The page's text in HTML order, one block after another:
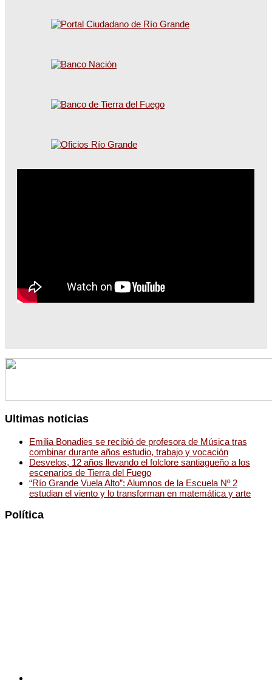
Ultimas noticias
Emilia Bonadies se recibió de profesora de Música tras
combinar durante años estudio, trabajo y vocación
Desvelos, 12 años llevando el folclore santiagueño a los
escenarios de Tierra del Fuego
“Río Grande Vuela Alto”: Alumnos de la Escuela Nº 2
estudian el viento y lo transforman en matemática y arte
Política